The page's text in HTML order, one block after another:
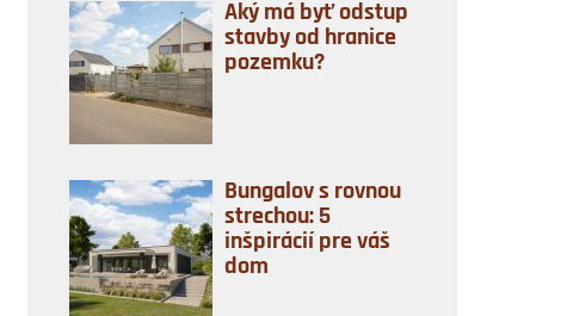
Aký má byť odstup
stavby od hranice
pozemku?
Bungalov s rovnou
strechou: 5
inšpirácií pre váš
dom